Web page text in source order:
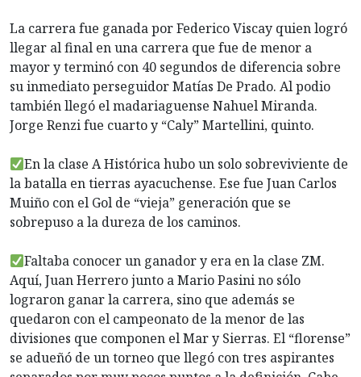
La carrera fue ganada por Federico Viscay quien logró
llegar al final en una carrera que fue de menor a
mayor y terminó con 40 segundos de diferencia sobre
su inmediato perseguidor Matías De Prado. Al podio
también llegó el madariaguense Nahuel Miranda.
Jorge Renzi fue cuarto y “Caly” Martellini, quinto.
En la clase A Histórica hubo un solo sobreviviente de
la batalla en tierras ayacuchense. Ese fue Juan Carlos
Muiño con el Gol de “vieja” generación que se
sobrepuso a la dureza de los caminos.
Faltaba conocer un ganador y era en la clase ZM.
Aquí, Juan Herrero junto a Mario Pasini no sólo
lograron ganar la carrera, sino que además se
quedaron con el campeonato de la menor de las
divisiones que componen el Mar y Sierras. El “florense”
se adueñó de un torneo que llegó con tres aspirantes